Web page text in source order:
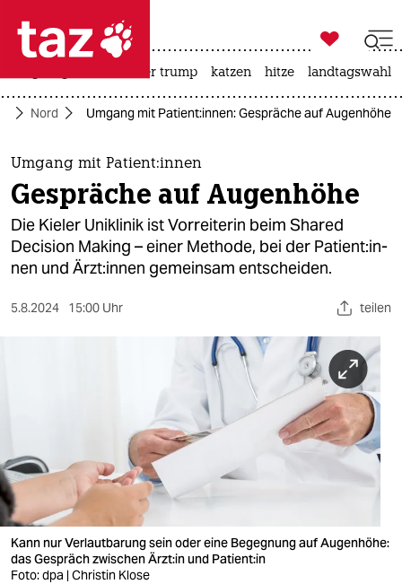
 taz zahl ich
taz zahl ich
themen
politik
öko
wahrheit
verlag
verlag

taz zahl ich
usa unter trump katzen hitze landtagswahl
Nord Umgang mit Pa­ti­en­t:in­nen: Gespräche auf Augenhöhe
Umgang mit Pa­ti­en­t:in­nen
Gespräche auf Augenhöhe
Die Kieler Uniklinik ist Vorreiterin beim Shared
Decision Making – einer Methode, bei der Pa­ti­en­t:in­
nen und Ärz­t:in­nen gemeinsam entscheiden.
5.8.2024 15:00 Uhr teilen
Kann nur Verlautbarung sein oder eine Begegnung auf Augenhöhe:
das Gespräch zwischen Ärz­t:in und Pa­ti­en­t:in
Foto: dpa | Christin Klose